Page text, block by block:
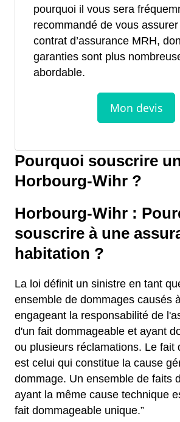
pourquoi il vous sera
recommandé de vous
contrat d’assurance MRH,
garanties sont plus
abordable.
Pourquoi souscrire
Horbourg-Wihr ?
Horbourg-Wihr :
souscrire à une
habitation ?
La loi définit un sinistre en tant
ensemble de dommages causés
engageant la responsabilité de
d'un fait dommageable et ayant
ou plusieurs réclamations. Le fait
est celui qui constitue la cause
dommage. Un ensemble de faits
ayant la même cause technique
fait dommageable unique.”